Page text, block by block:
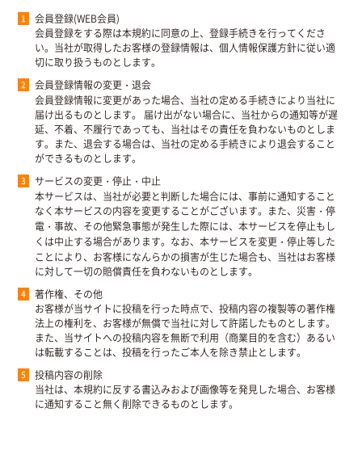
会員登録(WEB会員)
会員登録をする際は本規約に同意の上、登録手続きを行ってくださ
い。当社が取得したお客様の登録情報は、個人情報保護方針に従い適
切に取り扱うものとします。
会員登録情報の変更・退会
会員登録情報に変更があった場合、当社の定める手続きにより当社に
届け出るものとします。 届け出がない場合に、当社からの通知等が遅
延、不着、不履行であっても、当社はその責任を負わないものとしま
す。また、退会する場合は、当社の定める手続きにより退会すること
ができるものとします。
サービスの変更・停止・中止
本サービスは、当社が必要と判断した場合には、事前に通知すること
なく本サービスの内容を変更することがございます。また、災害・停
電・事故、その他緊急事態が発生した際には、本サービスを停止もし
くは中止する場合があります。なお、本サービスを変更・停止等した
ことにより、お客様になんらかの損害が生じた場合も、当社はお客様
に対して一切の賠償責任を負わないものとします。
著作権、その他
お客様が当サイトに投稿を行った時点で、投稿内容の複製等の著作権
法上の権利を、お客様が無償で当社に対して許諾したものとします。
また、当サイトへの投稿内容を無断で利用（商業目的を含む）あるい
は転載することは、投稿を行ったご本人を除き禁止とします。
投稿内容の削除
当社は、本規約に反する書込みおよび画像等を発見した場合、お客様
に通知すること無く削除できるものとします。